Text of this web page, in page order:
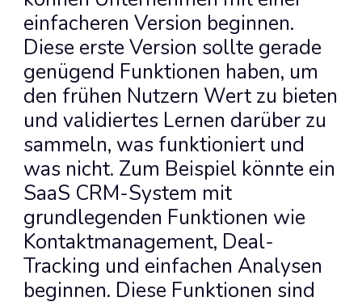
einfacheren Version beginnen.
Diese erste Version sollte gerade
genügend Funktionen haben, um
den frühen Nutzern Wert zu bieten
und validiertes Lernen darüber zu
sammeln, was funktioniert und
was nicht. Zum Beispiel könnte ein
SaaS CRM-System mit
grundlegenden Funktionen wie
Kontaktmanagement, Deal-
Tracking und einfachen Analysen
beginnen. Diese Funktionen sind